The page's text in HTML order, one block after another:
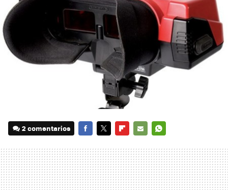
2 comentarios
MAIL